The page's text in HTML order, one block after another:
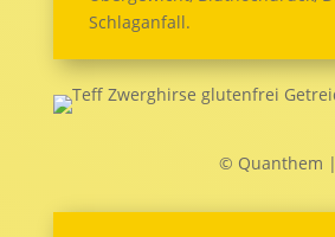
Schlaganfall.
© Quanthem